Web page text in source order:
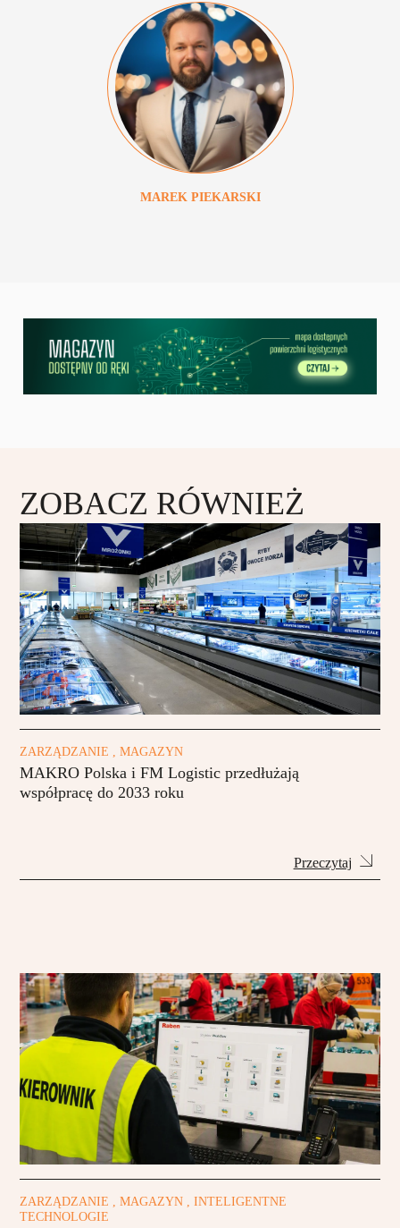
MAREK PIEKARSKI
ZOBACZ RÓWNIEŻ
ZARZĄDZANIE , MAGAZYN
MAKRO Polska i FM Logistic przedłużają
współpracę do 2033 roku
Przeczytaj
ZARZĄDZANIE , MAGAZYN , INTELIGENTNE
TECHNOLOGIE